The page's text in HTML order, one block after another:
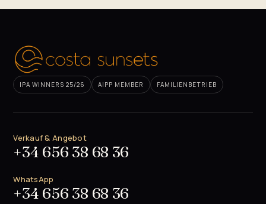
IPA WINNERS 25/26 AIPP MEMBER FAMILIENBETRIEB
Verkauf & Angebot
+34 656 38 68 36
WhatsApp
+34 656 38 68 36